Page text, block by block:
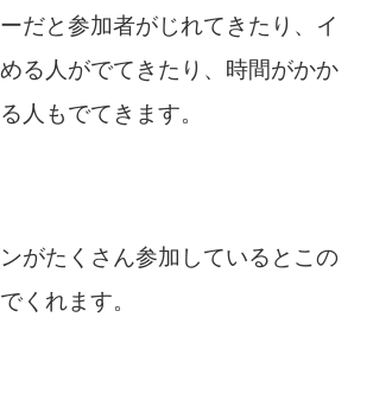
だと参加者がじれてきたり、イ
る人がでてきたり、時間がかか
人もでてきます。
がたくさん参加しているとこの
くれます。